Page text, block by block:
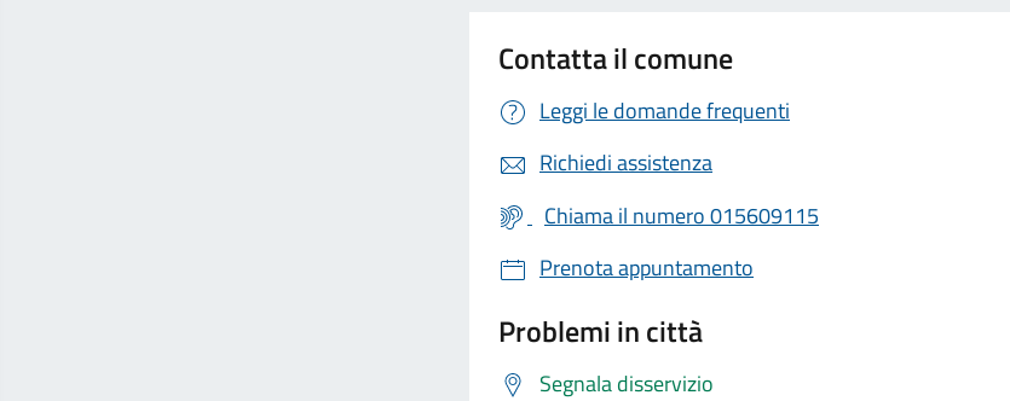
Contatta il comune
Leggi le domande frequenti
Richiedi assistenza
Chiama il numero 015609115
Prenota appuntamento
Problemi in città
Segnala disservizio